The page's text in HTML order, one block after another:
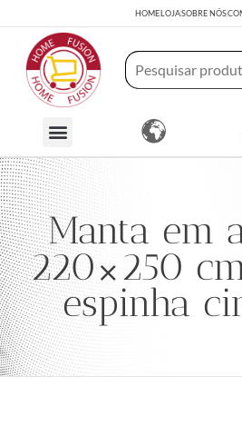
HOMELOJASOBRE NÓS
Manta em
220×250
espinha